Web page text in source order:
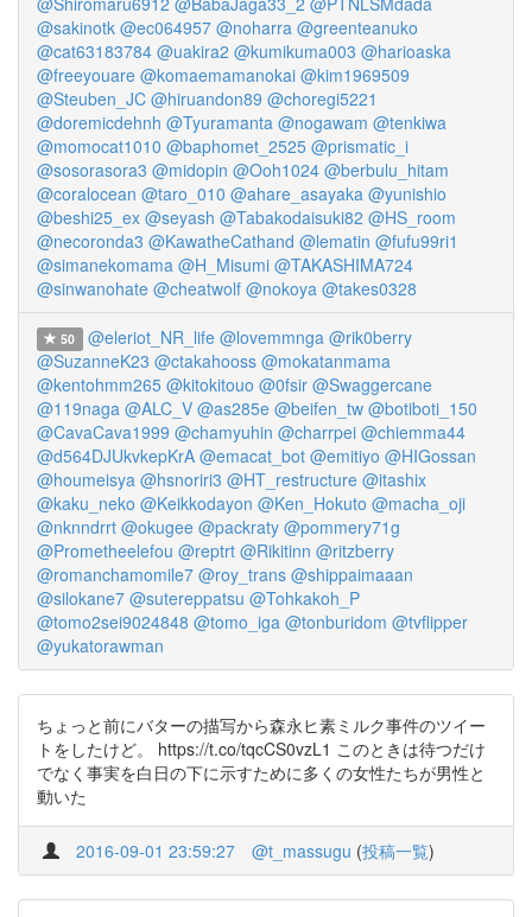
@sakinotk @ec064957 @noharra @greenteanuko
@cat63183784 @uakira2 @kumikuma003 @harioaska
@freeyouare @komaemamanokai @kim1969509
@Steuben_JC @hiruandon89 @choregi5221
@doremicdehnh @Tyuramanta @nogawam @tenkiwa
@momocat1010 @baphomet_2525 @prismatic_i
@sosorasora3 @midopin @Ooh1024 @berbulu_hitam
@coralocean @taro_010 @ahare_asayaka @yunishio
@beshi25_ex @seyash @Tabakodaisuki82 @HS_room
@necoronda3 @KawatheCathand @lematin @fufu99ri1
@simanekomama @H_Misumi @TAKASHIMA724
@sinwanohate @cheatwolf @nokoya @takes0328
50 @eleriot_NR_life @lovemmnga @rik0berry
@SuzanneK23 @ctakahooss @mokatanmama
@kentohmm265 @kitokitouo @0fsir @Swaggercane
@119naga @ALC_V @as285e @beifen_tw @botiboti_150
@CavaCava1999 @chamyuhin @charrpei @chiemma44
@d564DJUkvkepKrA @emacat_bot @emitiyo @HIGossan
@houmeisya @hsnoriri3 @HT_restructure @itashix
@kaku_neko @Keikkodayon @Ken_Hokuto @macha_oji
@nknndrrt @okugee @packraty @pommery71g
@Prometheelefou @reptrt @Rikitinn @ritzberry
@romanchamomile7 @roy_trans @shippaimaaan
@silokane7 @sutereppatsu @Tohkakoh_P
@tomo2sei9024848 @tomo_iga @tonburidom @tvflipper
@yukatorawman
ちょっと前にバターの描写から森永ヒ素ミルク事件のツイー
トをしたけど。 https://t.co/tqcCS0vzL1 このときは待つだけ
でなく事実を白日の下に示すために多くの女性たちが男性と
動いた
2016-09-01 23:59:27 @t_massugu (投稿一覧)